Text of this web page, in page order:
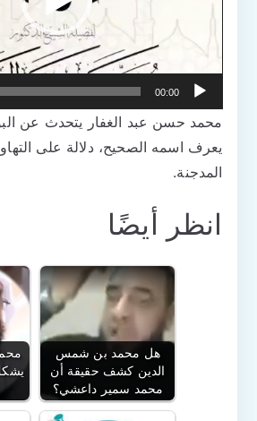
00:00
محمد حسن عبد الغفار يتحدث عن
يعرف اسمه الصحيح، دلالة على
المدجنة.
انظر أيضًا
هل محمد بن شمس
الدين كشف حقيقة أن
محمد سمير داعشي؟